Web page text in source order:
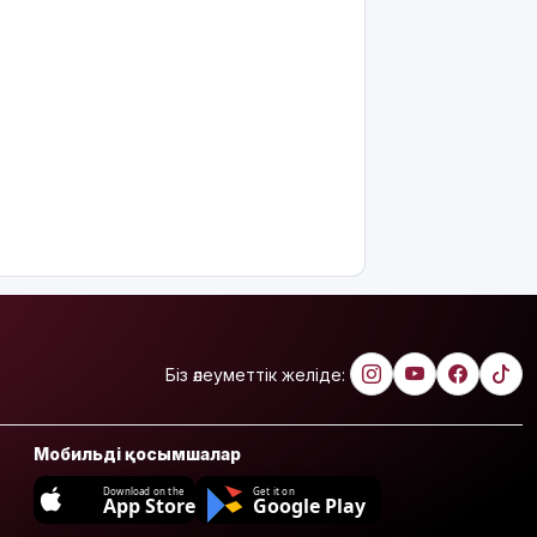
Біз әлеуметтік желіде:
Мобильді қосымшалар
Download on the
App Store
Get it on
Google Play